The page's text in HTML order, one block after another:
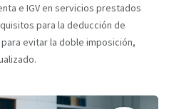
e IGV en servicios prestados
para la deducción de
evitar la doble imposición,